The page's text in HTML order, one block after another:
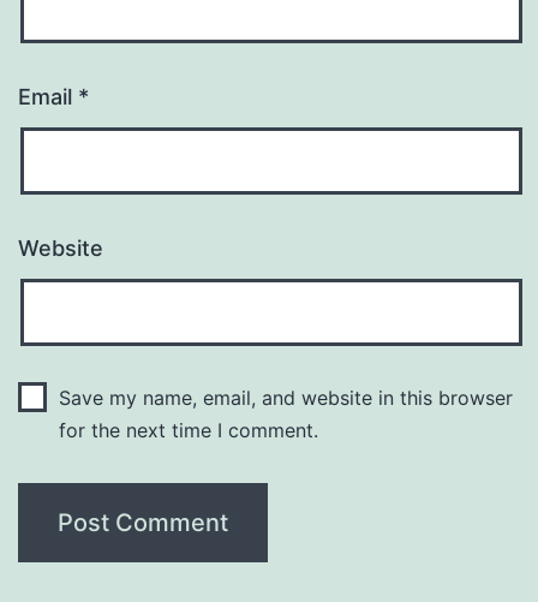
Email *
Website
Save my name, email, and website in this browser
for the next time I comment.